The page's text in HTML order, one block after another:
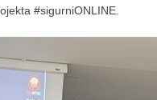
#sigurniONLINE.